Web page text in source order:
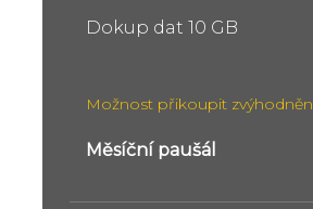
Dokup dat 10 GB
Možnost přikoupit
Měsíční paušál